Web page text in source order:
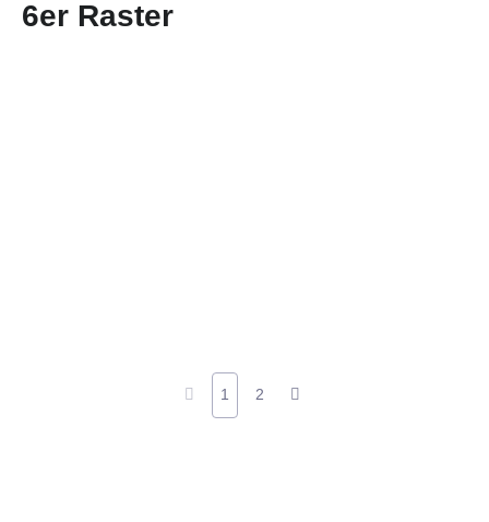
6er Raster
1 2